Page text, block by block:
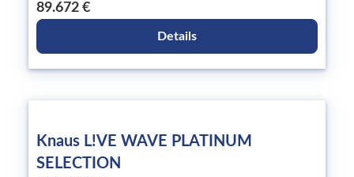
89.672 €
Details
Knaus L!VE WAVE PLATINUM
SELECTION